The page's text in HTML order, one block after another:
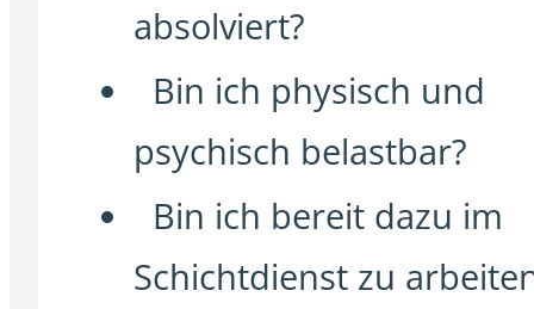
absolviert?
Bin ich physisch und
psychisch belastbar?
Bin ich bereit dazu im
Schichtdienst zu